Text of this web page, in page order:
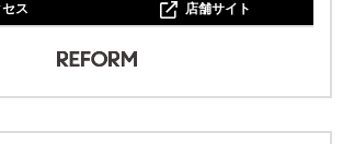
ス 店舗サイト